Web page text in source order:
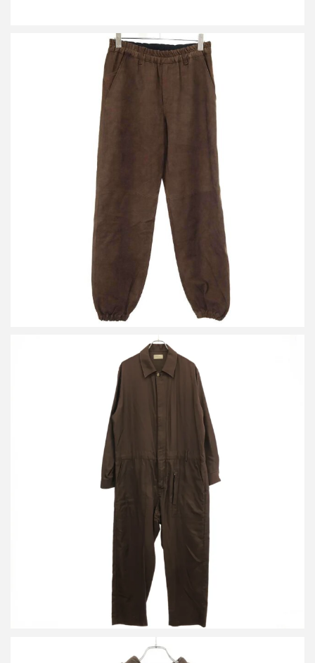
ベッドフォード 25AW Not Training ヌバックレザートラックパン
ツ 25AW-B-PT07
詳しく見る
ベッドフォード 24SS Jumpsuit ジャンプスーツ 24SS-B-OL04
買取金額21,800円